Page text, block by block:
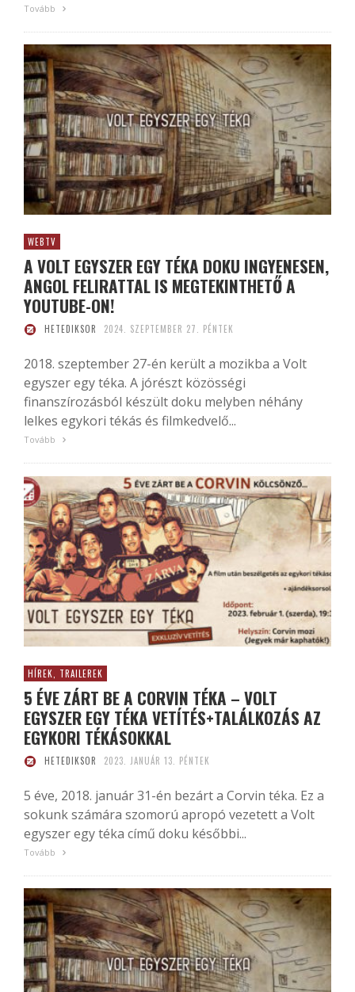
Tovább
WEBTV
A VOLT EGYSZER EGY TÉKA DOKU INGYENESEN,
ANGOL FELIRATTAL IS MEGTEKINTHETŐ A
YOUTUBE-ON!
HETEDIKSOR 2024. SZEPTEMBER 27. PÉNTEK
2018. szeptember 27-én került a mozikba a Volt
egyszer egy téka. A jórészt közösségi
finanszírozásból készült doku melyben néhány
lelkes egykori tékás és filmkedvelő...
Tovább
HÍREK, TRAILEREK
5 ÉVE ZÁRT BE A CORVIN TÉKA – VOLT
EGYSZER EGY TÉKA VETÍTÉS+TALÁLKOZÁS AZ
EGYKORI TÉKÁSOKKAL
HETEDIKSOR 2023. JANUÁR 13. PÉNTEK
5 éve, 2018. január 31-én bezárt a Corvin téka. Ez a
sokunk számára szomorú apropó vezetett a Volt
egyszer egy téka című doku későbbi...
Tovább